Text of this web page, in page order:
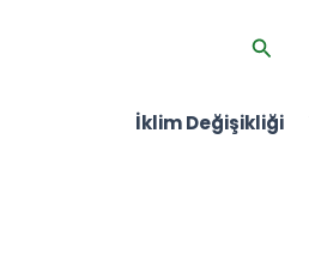
İklim Değişikliği